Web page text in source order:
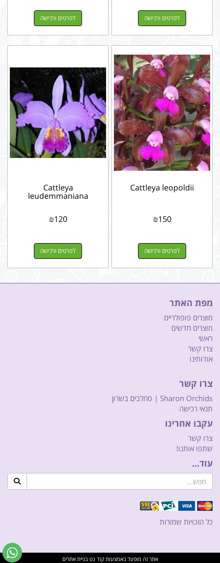
לפרטים ורכישה לפרטים ורכישה
Cattleya leopoldii
₪150
לפרטים ורכישה
Cattleya
leudemmaniana
₪120
לפרטים ורכישה
מפת האתר
מוצרים פופולריים
מוצרים חדשים
ראשי
צרו קשר
אודותינו
צרו קשר
Sharon Orchids | סחלבים בשרון
תנאי רכישה
עקבו אחרינו
צרו קשר
שתפו אותנו!
עוד...
כל הזכויות שמורות
אתר זה מופעל באמצעותקוד נטבניית אתרים